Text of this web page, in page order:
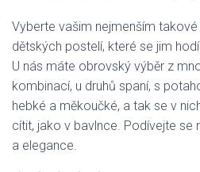
Vyberte vašim nejmenším
dětských postelí, které se jim
U nás máte obrovský výběr z
kombinací, u druhů spaní, s
hebké a měkoučké, a tak se v
cítit, jako v bavlnce. Podívejte se
a elegance.